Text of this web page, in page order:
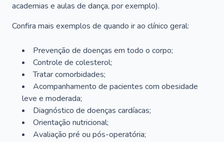
academias e aulas de dança, por exemplo).
Confira mais exemplos de quando ir ao clínico geral:
Prevenção de doenças em todo o corpo;
Controle de colesterol;
Tratar comorbidades;
Acompanhamento de pacientes com obesidade
leve e moderada;
Diagnóstico de doenças cardíacas;
Orientação nutricional;
Avaliação pré ou pós-operatória;